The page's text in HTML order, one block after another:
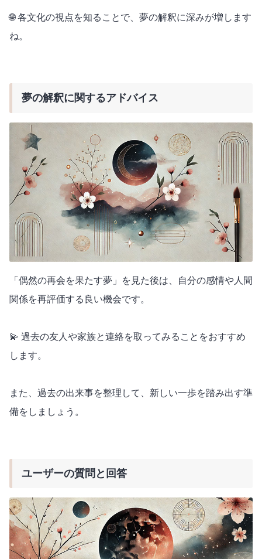
🌐 各文化の視点を知ることで、夢の解釈に深みが増します
ね。
夢の解釈に関するアドバイス
「偶然の再会を果たす夢」を見た後は、自分の感情や人間
関係を再評価する良い機会です。
💫 過去の友人や家族と連絡を取ってみることをおすすめ
します。
また、過去の出来事を整理して、新しい一歩を踏み出す準
備をしましょう。
ユーザーの質問と回答